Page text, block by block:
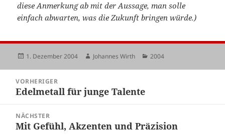
diese Anmerkung ab mit der Aussage, man solle
einfach abwarten, was die Zukunft bringen würde.)
Veröffentlicht
1. Dezember 2004 Autor
Johannes Wirth Kategorien
2004
VORHERIGER
Vorheriger
Edelmetall für junge Talente
NÄCHSTER
Nächster
Mit Gefühl, Akzenten und Präzision